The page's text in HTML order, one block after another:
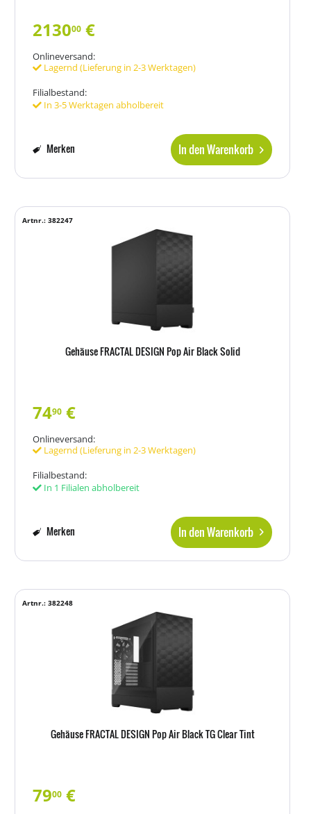
213000 €
Onlineversand:
Lagernd (Lieferung in 2-3 Werktagen)
Filialbestand:
In 3-5 Werktagen abholbereit
In den Warenkorb
Merken
Gehäuse FRACTAL DESIGN Pop Air Black Solid
Artnr.: 382247
7490 €
Onlineversand:
Lagernd (Lieferung in 2-3 Werktagen)
Filialbestand:
In 1 Filialen abholbereit
In den Warenkorb
Merken
Gehäuse FRACTAL DESIGN Pop Air Black TG Clear Tint
Artnr.: 382248
7900 €